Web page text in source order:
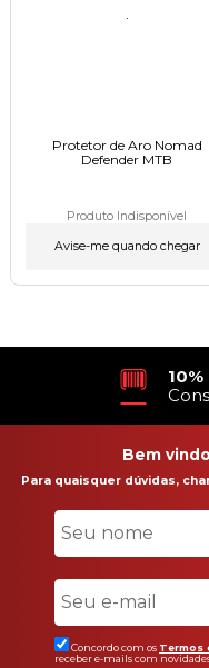
Protetor de Aro Nomad
Defender MTB
Produto Indisponível
Avise-me quando chegar
Bem
Para quaisquer dúvidas,
Concordo com os Termos
receber e-mails com